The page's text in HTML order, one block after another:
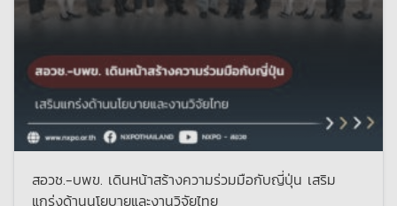
สอวช.-บพข. เดินหน้าสร้างความร่วมมือกับญี่ปุ่น เสริม
แกร่งด้านนโยบายและงานวิจัยไทย